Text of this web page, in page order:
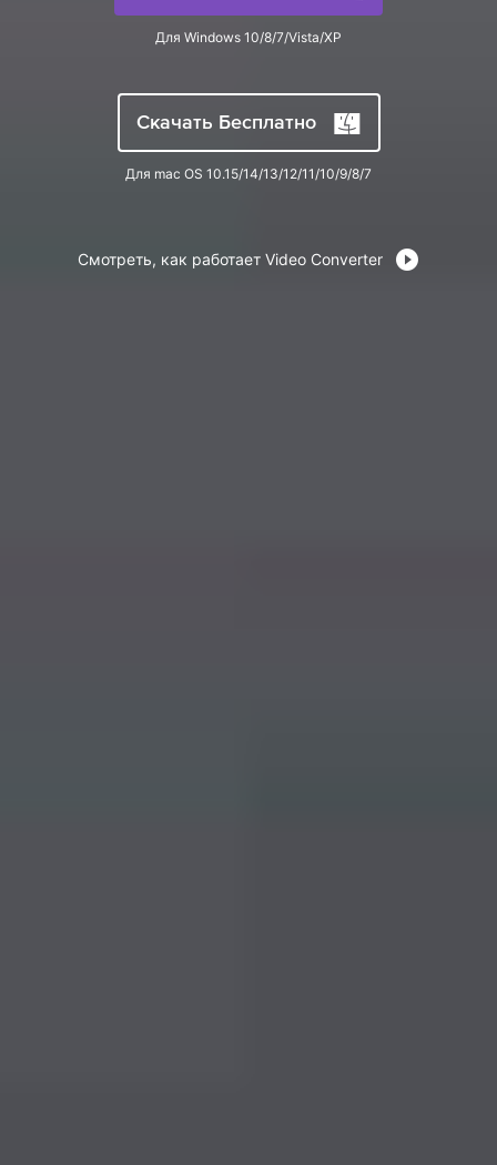
Для Windows 10/8/7/Vista/XP
Скачать Бесплатно
Для mac OS 10.15/14/13/12/11/10/9/8/7
Смотреть, как работает Video Converter